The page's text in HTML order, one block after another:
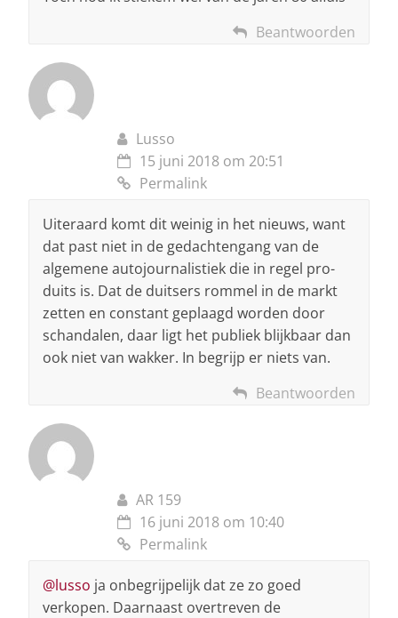
Beantwoorden
Lusso
15 juni 2018 om 20:51
Permalink
Uiteraard komt dit weinig in het nieuws, want
dat past niet in de gedachtengang van de
algemene autojournalistiek die in regel pro-
duits is. Dat de duitsers rommel in de markt
zetten en constant geplaagd worden door
schandalen, daar ligt het publiek blijkbaar dan
ook niet van wakker. In begrijp er niets van.
Beantwoorden
AR 159
16 juni 2018 om 10:40
Permalink
@lusso ja onbegrijpelijk dat ze zo goed
verkopen. Daarnaast overtreven de